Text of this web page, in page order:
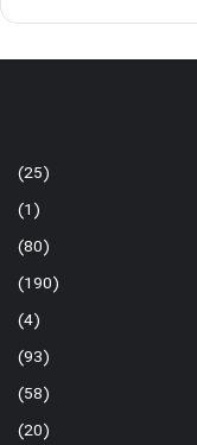
(25)
(1)
(80)
(190)
(4)
(93)
(58)
(20)